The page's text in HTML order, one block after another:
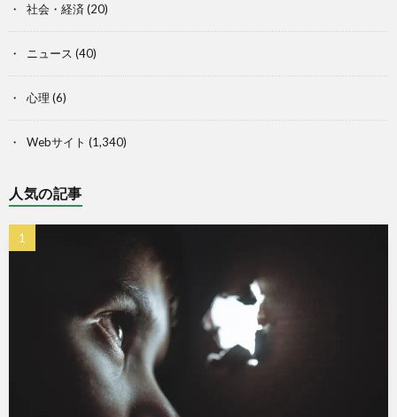
社会・経済 (20)
ニュース (40)
心理 (6)
Webサイト (1,340)
人気の記事